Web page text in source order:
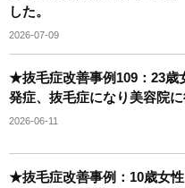
した。
2026-07-09
★抜毛症改善事例109：23歳
発症、抜毛症になり美容院
2026-06-11
★抜毛症改善事例：10歳女